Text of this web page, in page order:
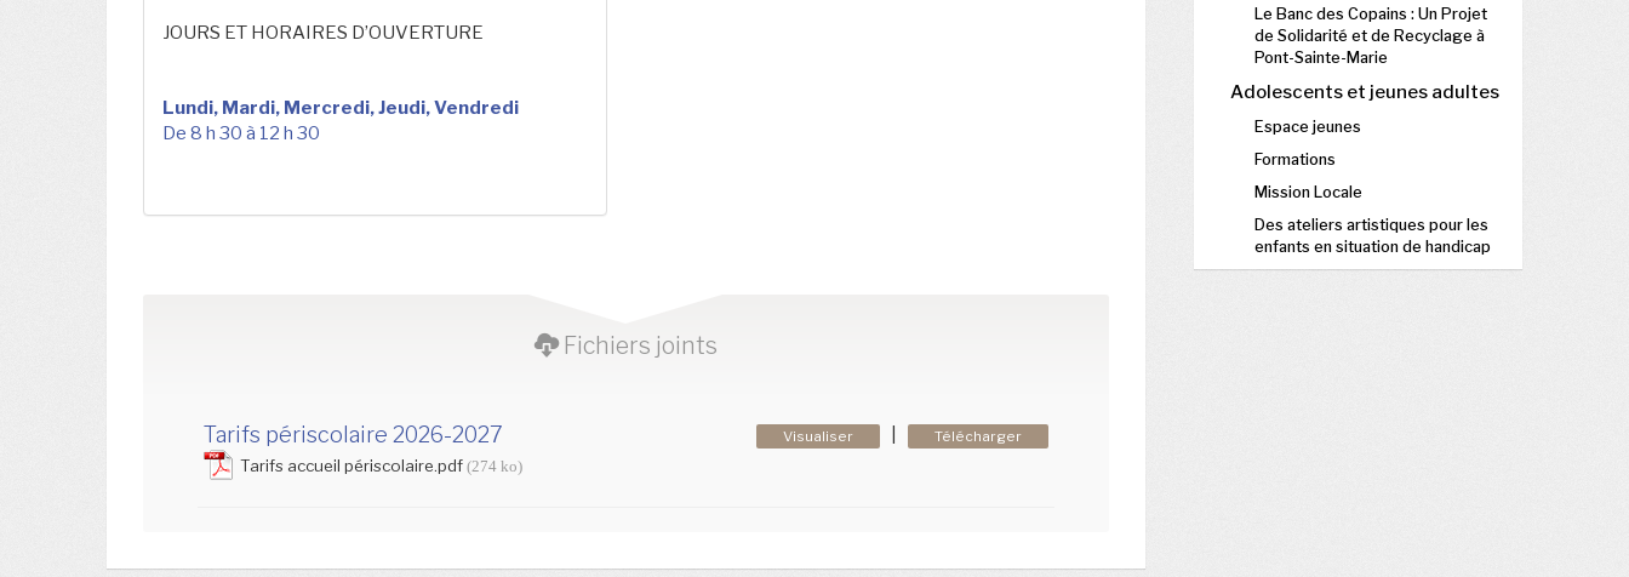
JOURS ET HORAIRES D’OUVERTURE
Lundi, Mardi, Mercredi, Jeudi, Vendredi
De 8 h 30 à 12 h 30
Fichiers joints
Tarifs périscolaire 2026-2027
Tarifs accueil périscolaire.pdf (274 ko)
Visualiser Télécharger
Le Banc des Copains : Un Projet
de Solidarité et de Recyclage à
Pont-Sainte-Marie
Adolescents et jeunes adultes
Espace jeunes
Formations
Mission Locale
Des ateliers artistiques pour les
enfants en situation de handicap